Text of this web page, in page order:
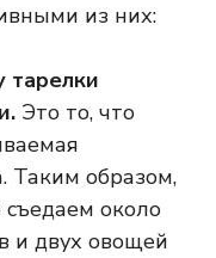
из них:
тарелки
Это то, что
Таким образом,
около
и двух овощей